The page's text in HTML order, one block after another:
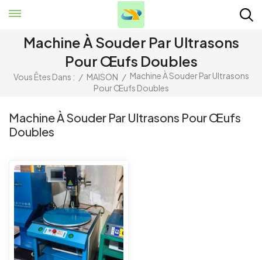
Machine À Souder Par Ultrasons
Pour Œufs Doubles
Vous Êtes Dans : / MAISON / Machine À Souder Par Ultrasons
Pour Œufs Doubles
Machine À Souder Par Ultrasons Pour Œufs
Doubles